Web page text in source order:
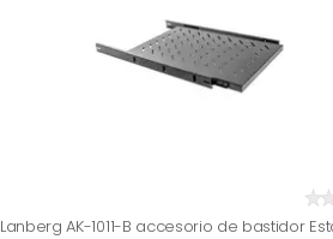
Lanberg AK-1011-B accesorio de bastidor